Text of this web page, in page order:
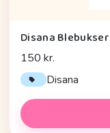
Disana
150 kr.
Disana